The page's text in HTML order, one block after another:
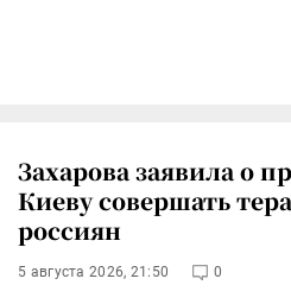
Захарова заявила о
Киеву совершать
россиян
5 августа 2026, 21:50 0